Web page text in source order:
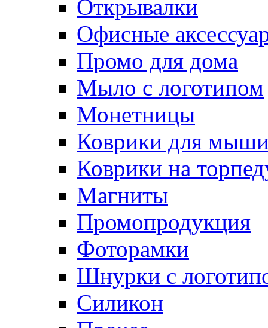
Открывалки
Офисные
Промо для дома
Мыло с логотипом
Монетницы
Коврики для
Коврики на
Магниты
Промопродукция
Фоторамки
Шнурки с
Силикон